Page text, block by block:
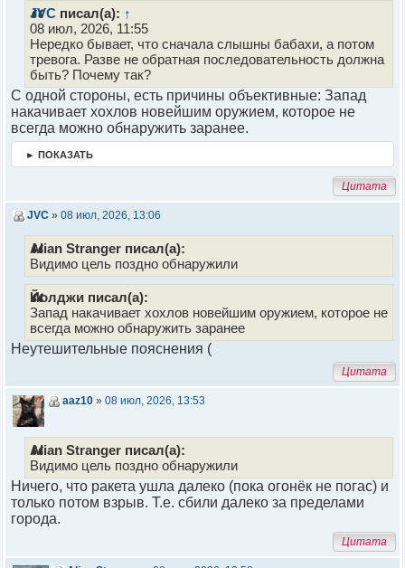
JVC писал(а): ↑
08 июл, 2026, 11:55
Нередко бывает, что сначала слышны бабахи, а потом
тревога. Разве не обратная последовательность должна
быть? Почему так?
С одной стороны, есть причины объективные: Запад
накачивает хохлов новейшим оружием, которое не
всегда можно обнаружить заранее.
► ПОКАЗАТЬ
Цитата
JVC » 08 июл, 2026, 13:06
Alian Stranger писал(а):
Видимо цель поздно обнаружили
Йолджи писал(а):
Запад накачивает хохлов новейшим оружием, которое не
всегда можно обнаружить заранее
Неутешительные пояснения (
Цитата
aaz10 » 08 июл, 2026, 13:53
Alian Stranger писал(а):
Видимо цель поздно обнаружили
Ничего, что ракета ушла далеко (пока огонёк не погас) и
только потом взрыв. Т.е. сбили далеко за пределами
города.
Цитата